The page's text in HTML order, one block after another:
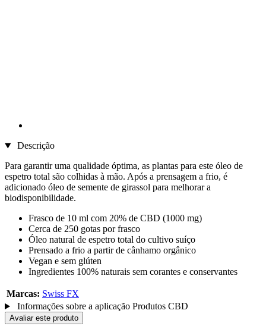
Descrição
Para garantir uma qualidade óptima, as plantas para este óleo de
espetro total são colhidas à mão. Após a prensagem a frio, é
adicionado óleo de semente de girassol para melhorar a
biodisponibilidade.
Frasco de 10 ml com 20% de CBD (1000 mg)
Cerca de 250 gotas por frasco
Óleo natural de espetro total do cultivo suíço
Prensado a frio a partir de cânhamo orgânico
Vegan e sem glúten
Ingredientes 100% naturais sem corantes e conservantes
Marcas: Swiss FX
Informações sobre a aplicação Produtos CBD
Avaliar este produto